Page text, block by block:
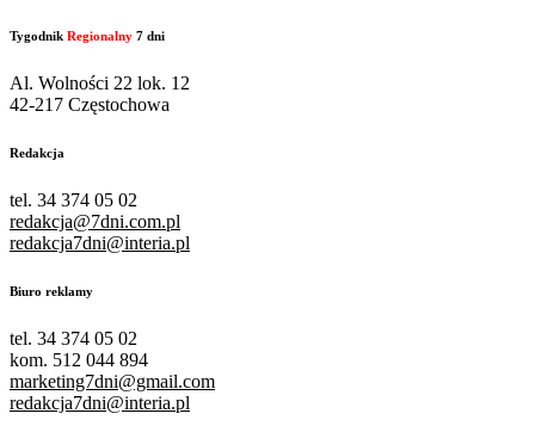
Tygodnik Regionalny 7 dni
Al. Wolności 22 lok. 12
42-217 Częstochowa
Redakcja
tel. 34 374 05 02
redakcja@7dni.com.pl
redakcja7dni@interia.pl
Biuro reklamy
tel. 34 374 05 02
kom. 512 044 894
marketing7dni@gmail.com
redakcja7dni@interia.pl